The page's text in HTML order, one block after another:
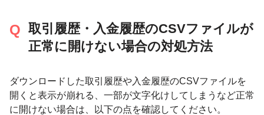
取引履歴・入金履歴のCSVファイルが
正常に開けない場合の対処方法
ダウンロードした取引履歴や入金履歴のCSVファイルを
開くと表示が崩れる、一部が文字化けしてしまうなど正常
に開けない場合は、以下の点を確認してください。